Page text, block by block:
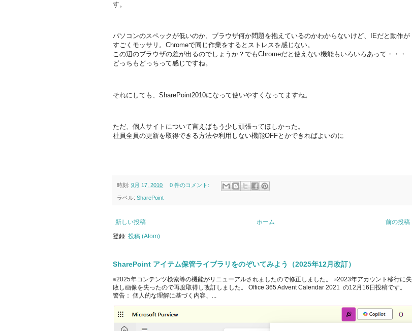
す。
パソコンのスペックが低いのか、ブラウザ何か問題を抱えているのかわからないけど、IEだと動作が
すごくモッサリ。Chromeで同じ作業をするとストレスを感じない。
この辺のブラウザの差が出るのでしょうか？でもChromeだと使えない機能もいろいろあって・・・
どっちもどっちって感じですね。
それにしても、SharePoint2010になって使いやすくなってますね。
ただ、個人サイトについて言えばもう少し頑張ってほしかった。
社員全員の更新を取得できる方法や利用しない機能OFFとかできればよいのに
時刻: 9月 17, 2010 0 件のコメント:
ラベル: SharePoint
新しい投稿 前の投稿
ホーム
登録: 投稿 (Atom)
SharePoint アイテム保管ライブラリをのぞいてみよう（2025年12月改訂）
※2025年コンテンツ検索等の機能がリニューアルされましたので修正しました。 ※2023年アカウント移行に失
敗し画像を失ったので再度取得し改訂しました。 Office 365 Advent Calendar 2021 の12月16日投稿です。
警告： 個人的な理解に基づく内容、...